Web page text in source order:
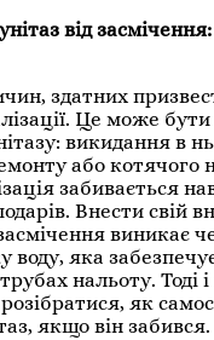
від засмічення:
здатних
Це може
викидання в
або
забивається
Внести свій
засмічення виникає
воду, яка
нальоту. Тоді
як
якщо він забився.